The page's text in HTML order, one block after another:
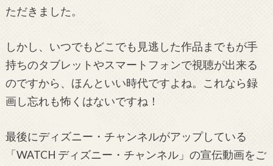
ただきました。
しかし、いつでもどこでも見逃した作品までもが手
持ちのタブレットやスマートフォンで視聴が出来る
のですから、ほんといい時代ですよね。これなら録
画し忘れも怖くはないですね！
最後にディズニー・チャンネルがアップしている
「WATCH ディズニー・チャンネル」の宣伝動画をご